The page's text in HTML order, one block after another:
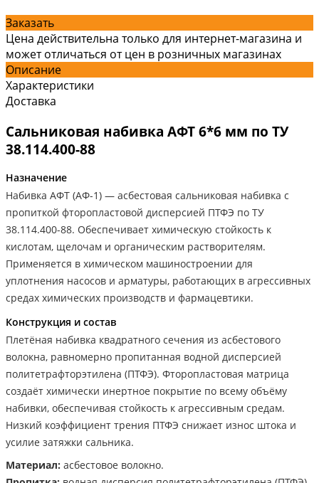
Заказать
Цена действительна только для интернет-магазина и
может отличаться от цен в розничных магазинах
Описание
Характеристики
Доставка
Сальниковая набивка АФТ 6*6 мм по ТУ
38.114.400-88
Назначение
Набивка АФТ (АФ-1) — асбестовая сальниковая набивка с
пропиткой фторопластовой дисперсией ПТФЭ по ТУ
38.114.400-88. Обеспечивает химическую стойкость к
кислотам, щелочам и органическим растворителям.
Применяется в химическом машиностроении для
уплотнения насосов и арматуры, работающих в агрессивных
средах химических производств и фармацевтики.
Конструкция и состав
Плетёная набивка квадратного сечения из асбестового
волокна, равномерно пропитанная водной дисперсией
политетрафторэтилена (ПТФЭ). Фторопластовая матрица
создаёт химически инертное покрытие по всему объёму
набивки, обеспечивая стойкость к агрессивным средам.
Низкий коэффициент трения ПТФЭ снижает износ штока и
усилие затяжки сальника.
Материал: асбестовое волокно.